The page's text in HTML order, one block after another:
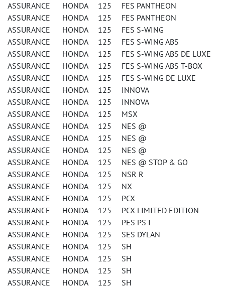
ASSURANCE HONDA 125 FES PANTHEON
ASSURANCE HONDA 125 FES PANTHEON
ASSURANCE HONDA 125 FES S-WING
ASSURANCE HONDA 125 FES S-WING ABS
ASSURANCE HONDA 125 FES S-WING ABS DE LUXE
ASSURANCE HONDA 125 FES S-WING ABS T-BOX
ASSURANCE HONDA 125 FES S-WING DE LUXE
ASSURANCE HONDA 125 INNOVA
ASSURANCE HONDA 125 INNOVA
ASSURANCE HONDA 125 MSX
ASSURANCE HONDA 125 NES @
ASSURANCE HONDA 125 NES @
ASSURANCE HONDA 125 NES @
ASSURANCE HONDA 125 NES @ STOP & GO
ASSURANCE HONDA 125 NSR R
ASSURANCE HONDA 125 NX
ASSURANCE HONDA 125 PCX
ASSURANCE HONDA 125 PCX LIMITED EDITION
ASSURANCE HONDA 125 PES PS I
ASSURANCE HONDA 125 SES DYLAN
ASSURANCE HONDA 125 SH
ASSURANCE HONDA 125 SH
ASSURANCE HONDA 125 SH
ASSURANCE HONDA 125 SH